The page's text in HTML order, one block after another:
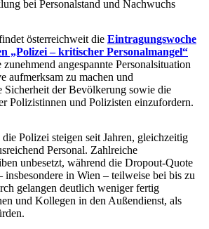
bei Personalstand und Nachwuchs
österreichweit die Eintragungswoche
„Polizei – kritischer Personalmangel“
angespannte Personalsituation
aufmerksam zu machen und
Sicherheit der Bevölkerung sowie die
Polizistinnen und Polizisten einzufordern.
Polizei steigen seit Jahren, gleichzeitig
Personal. Zahlreiche
unbesetzt, während die Dropout-Quote
insbesondere in Wien – teilweise bei bis zu
gelangen deutlich weniger fertig
und Kollegen in den Außendienst, als